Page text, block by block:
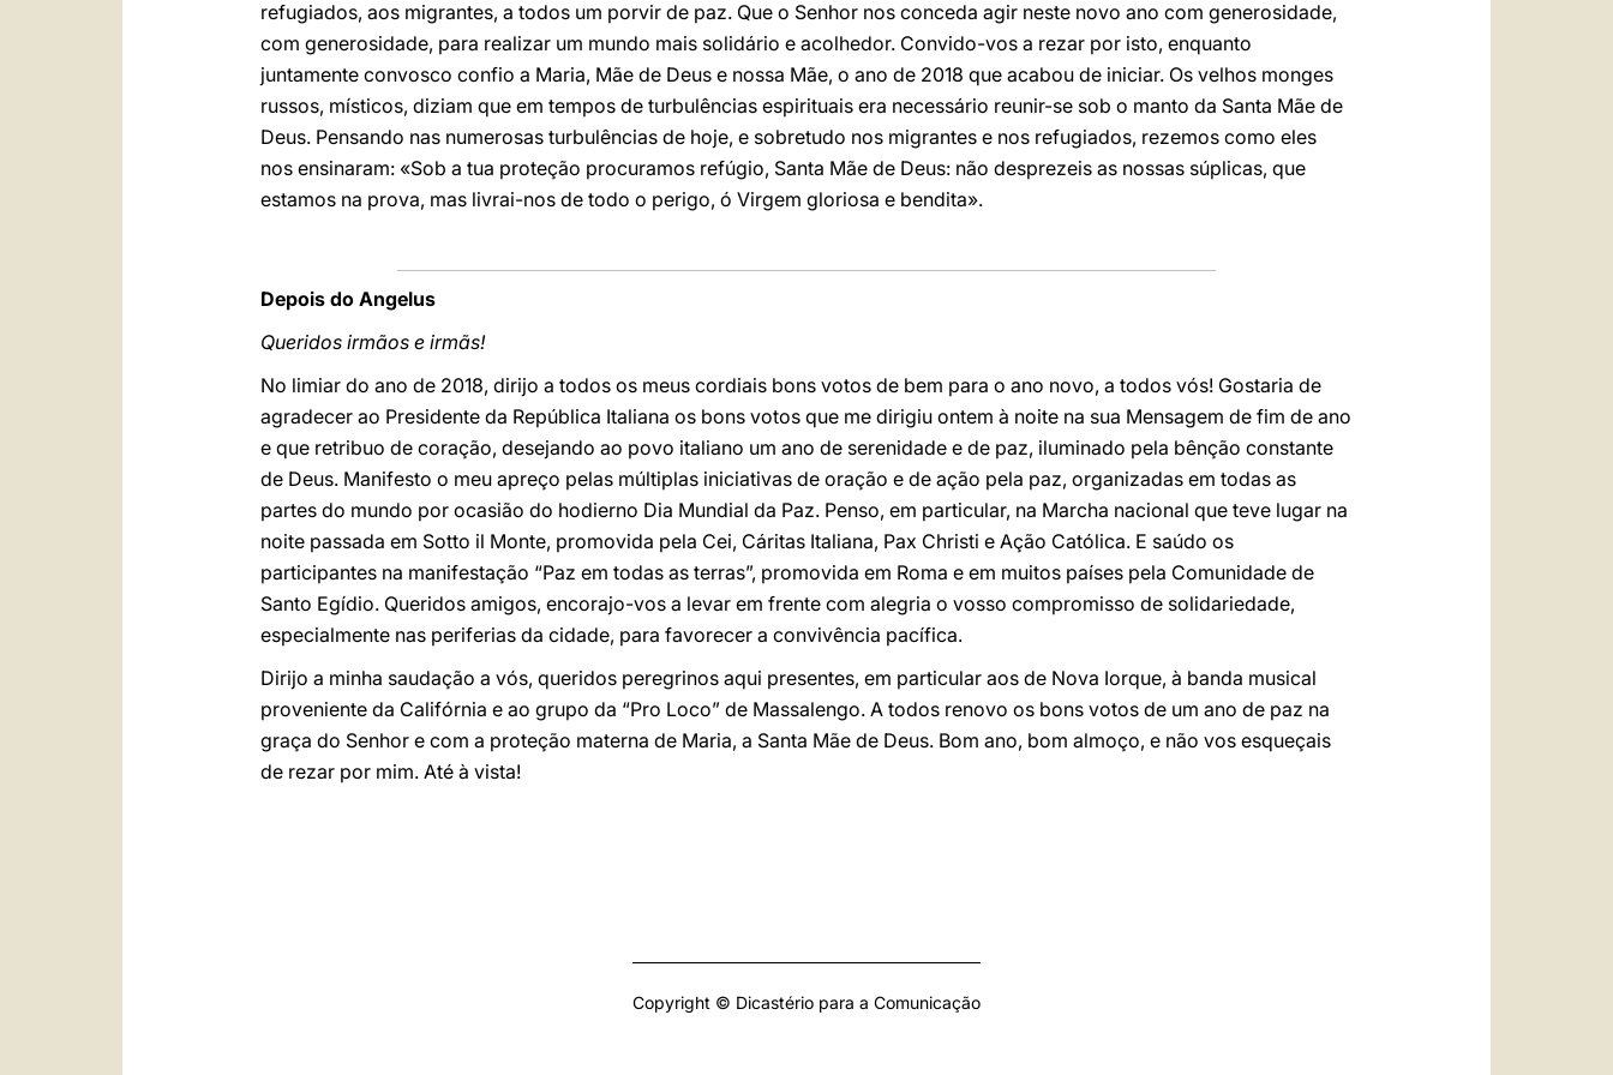
refugiados, aos migrantes, a todos um porvir de paz. Que o Senhor nos conceda agir neste novo ano com generosidade,
com generosidade, para realizar um mundo mais solidário e acolhedor. Convido-vos a rezar por isto, enquanto
juntamente convosco confio a Maria, Mãe de Deus e nossa Mãe, o ano de 2018 que acabou de iniciar. Os velhos monges
russos, místicos, diziam que em tempos de turbulências espirituais era necessário reunir-se sob o manto da Santa Mãe de
Deus. Pensando nas numerosas turbulências de hoje, e sobretudo nos migrantes e nos refugiados, rezemos como eles
nos ensinaram: «Sob a tua proteção procuramos refúgio, Santa Mãe de Deus: não desprezeis as nossas súplicas, que
estamos na prova, mas livrai-nos de todo o perigo, ó Virgem gloriosa e bendita».
Depois do Angelus
Queridos irmãos e irmãs!
No limiar do ano de 2018, dirijo a todos os meus cordiais bons votos de bem para o ano novo, a todos vós! Gostaria de
agradecer ao Presidente da República Italiana os bons votos que me dirigiu ontem à noite na sua Mensagem de fim de ano
e que retribuo de coração, desejando ao povo italiano um ano de serenidade e de paz, iluminado pela bênção constante
de Deus. Manifesto o meu apreço pelas múltiplas iniciativas de oração e de ação pela paz, organizadas em todas as
partes do mundo por ocasião do hodierno Dia Mundial da Paz. Penso, em particular, na Marcha nacional que teve lugar na
noite passada em Sotto il Monte, promovida pela Cei, Cáritas Italiana, Pax Christi e Ação Católica. E saúdo os
participantes na manifestação “Paz em todas as terras”, promovida em Roma e em muitos países pela Comunidade de
Santo Egídio. Queridos amigos, encorajo-vos a levar em frente com alegria o vosso compromisso de solidariedade,
especialmente nas periferias da cidade, para favorecer a convivência pacífica.
Dirijo a minha saudação a vós, queridos peregrinos aqui presentes, em particular aos de Nova Iorque, à banda musical
proveniente da Califórnia e ao grupo da “Pro Loco” de Massalengo. A todos renovo os bons votos de um ano de paz na
graça do Senhor e com a proteção materna de Maria, a Santa Mãe de Deus. Bom ano, bom almoço, e não vos esqueçais
de rezar por mim. Até à vista!
Copyright © Dicastério para a Comunicação